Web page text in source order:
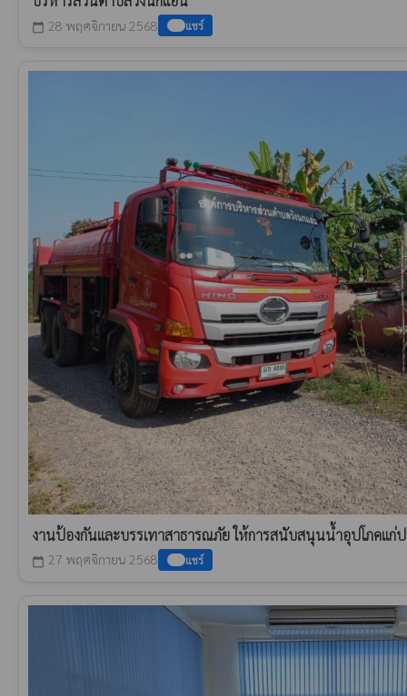
calendar_today 28 พฤศจิกายน 2568 แชร์
งานป้องกันและบรรเทาสาธารณภัย ให้การสนับสนุนน้ำอุปโภคแ
calendar_today 27 พฤศจิกายน 2568 แชร์